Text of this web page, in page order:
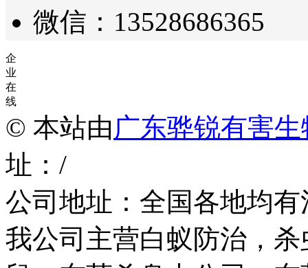
微信：13528686365
企
业
在
线
© 本站由 广东骅锐有害
址：/
公司地址：全国各地均
我公司主营白蚁防治，